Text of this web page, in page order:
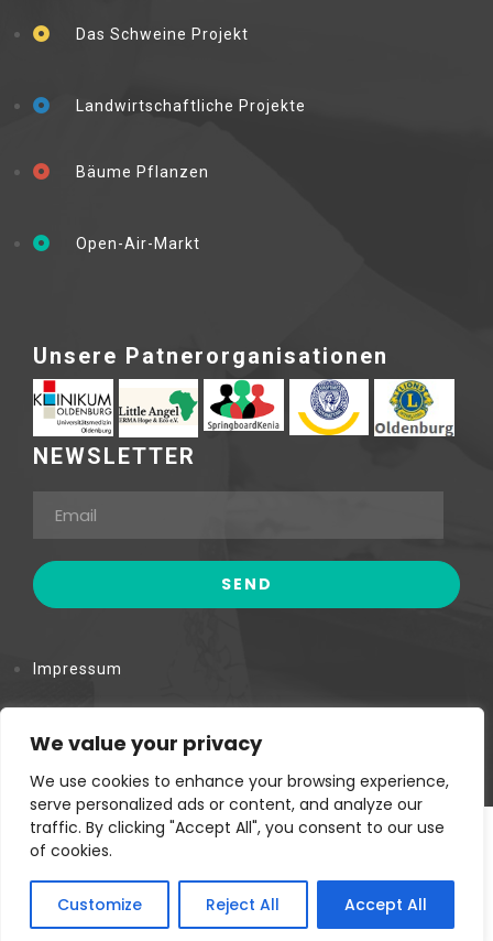
We value your privacy
We use cookies to enhance your browsing experience,
serve personalized ads or content, and analyze our
traffic. By clicking "Accept All", you consent to our use
of cookies.
Customize Reject All Accept All
Das Schweine Projekt
Landwirtschaftliche Projekte
Bäume Pflanzen
Open-Air-Markt
Unsere Patnerorganisationen
NEWSLETTER
Impressum
Datenschutzerklärung
Kwa Maiko Women Self Help Group © Copyright. 2023.